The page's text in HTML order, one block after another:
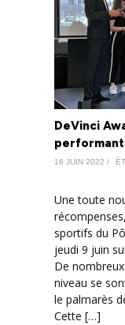
DeVinci
16 JUIN 2022 /
Une toute
sportifs du
jeudi 9 juin
De
niveau se
le palmarès
Cette […]